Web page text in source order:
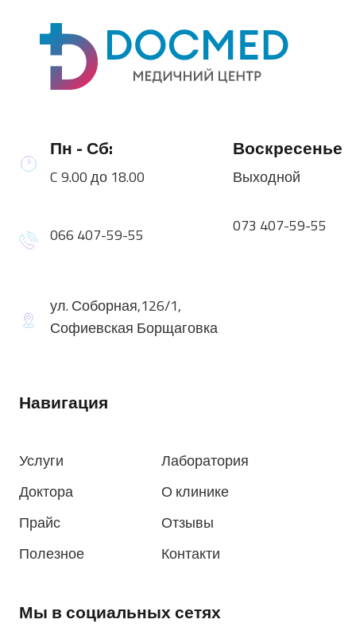
Пн - Сб:
C 9.00 до 18.00
Воскресенье
Выходной
066 407-59-55 073 407-59-55
ул. Соборная,126/1,
Софиевская Борщаговка
Навигация
Услуги
Доктора
Прайс
Полезное
Лаборатория
О клинике
Отзывы
Контакти
Мы в социальных сетях